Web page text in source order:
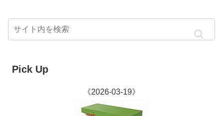
Pick Up
《2026-03-19》